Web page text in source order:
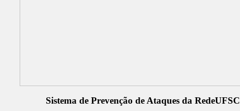
Sistema de Prevenção de Ataques da RedeUFSC